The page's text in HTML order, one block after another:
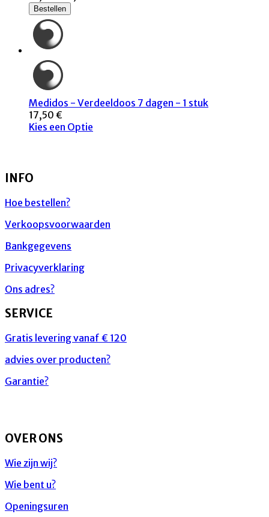
Bestellen
Medidos - Verdeeldoos 7 dagen - 1 stuk
17,50 €
Kies een Optie
INFO
Hoe bestellen?
Verkoopsvoorwaarden
Bankgegevens
Privacyverklaring
Ons adres?
SERVICE
Gratis levering vanaf € 120
advies over producten?
Garantie?
OVER ONS
Wie zijn wij?
Wie bent u?
Openingsuren